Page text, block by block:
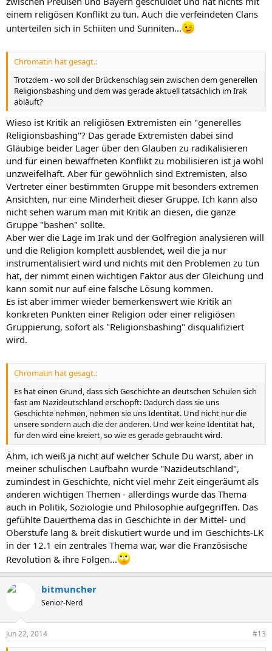
einem religösen Konflikt zu tun. Auch die verfeindeten Clans
unterteilen sich in Schiiten und Sunniten...
Chromatin hat gesagt.:
Trotzdem - wo soll der Brückenschlag sein zwischen dem generellen
Religionsbashing und dem was gerade aktuell tatsächlich im Irak
abläuft?
Wieso ist Kritik an religiösen Extremisten ein "generelles
Religionsbashing"? Das gerade Extremisten dabei sind
Gläubige beider Lager über den Glauben zu radikalisieren
und für einen bewaffneten Konflikt zu mobilisieren ist ja wohl
unzweifelhaft. Aber für gewöhnlich sind Extremisten, also
Vertreter einer bestimmten Gruppe mit besonders extremen
Ansichten, nur eine Minderheit dieser Gruppe. Ich kann also
nicht sehen warum man mit Kritik an diesen, die ganze
Gruppe "bashen" sollte.
Aber wer die Lage im Irak und der Golfregion analysieren will
und die Religion komplett ausblendet, weil die ja nur
instrumentalisiert wird und nichts mit den Problemen zu tun
hat, der nimmt einen wichtigen Faktor aus der Gleichung und
kann somit nur auf eine falsche Lösung kommen.
Es ist aber immer wieder bemerkenswert wie Kritik an
konkreten Punkten einer Religion oder einer religiösen
Gruppierung, sofort als "Religionsbashing" disqualifiziert
wird.
Chromatin hat gesagt.:
Es hat einen Grund, dass sich Geschichte an deutschen Schulen sich
fast am Nazideutschland erschöpft: Dadurch dass sie uns
Geschichte nehmen, nehmen sie uns Identität. Und nicht nur die
unsere sondern auch die der anderen. Und wer keine Identität hat,
für den wird eine kreiert, so wie es gerade gebraucht wird.
Ähm, ich weiß ja nicht auf welcher Schule Du warst, aber in
meiner schulischen Laufbahn wurde "Nazideutschland",
zumindest in Geschichte, nicht viel mehr Zeit eingeräumt als
anderen wichtigen Themen - allerdings wurde das Thema
auch in Politik, Soziologie und Philosophie aufgegriffen. Das
gefühlte Dauerthema das in Geschichte in der Mittel- und
Oberstufe lang & breit diskutiert wurde und im Geschichts-LK
in der 12.1 ein zentrales Thema war, war die Französische
Revolution & ihre Folgen...
bitmuncher
Senior-Nerd
Jun 22, 2014 #13